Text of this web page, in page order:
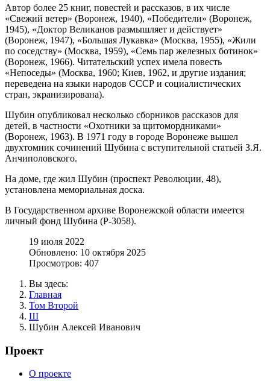
Автор более 25 книг, повестей и рассказов, в их числе
«Свежий ветер» (Воронеж, 1940), «Победители» (Воронеж,
1945), «Доктор Великанов размышляет и действует»
(Воронеж, 1947), «Большая Лукавка» (Москва, 1955), «Жили
по соседству» (Москва, 1959), «Семь пар железных ботинок»
(Воронеж, 1966). Читательский успех имела повесть
«Непоседы» (Москва, 1960; Киев, 1962, и другие издания;
переведена на языки народов СССР и социалистических
стран, экранизирована).
Шубин опубликовал несколько сборников рассказов для
детей, в частности «Охотники за щитомордниками»
(Воронеж, 1963). В 1971 году в городе Воронеже вышел
двухтомник сочинений Шубина с вступительной статьей З.Я.
Анчиполовского.
На доме, где жил Шубин (проспект Революции, 48),
установлена мемориальная доска.
В Государственном архиве Воронежской области имеется
личный фонд Шубина (Р-3058).
19 июля 2022
Обновлено: 10 октября 2025
Просмотров: 407
Вы здесь:
Главная
Том Второй
Ш
Шубин Алексей Иванович
Проект
О проекте